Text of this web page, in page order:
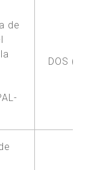
de
DOS (2)